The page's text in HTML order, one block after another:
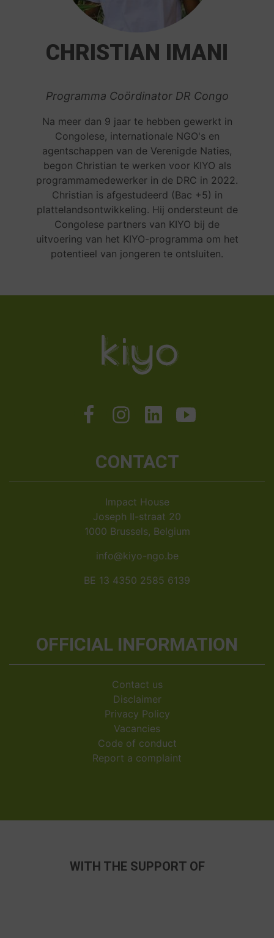
CHRISTIAN IMANI
Programma Coördinator DR Congo
Na meer dan 9 jaar te hebben gewerkt in
Congolese, internationale NGO's en
agentschappen van de Verenigde Naties,
begon Christian te werken voor KIYO als
programmamedewerker in de DRC in 2022.
Christian is afgestudeerd (Bac +5) in
plattelandsontwikkeling. Hij ondersteunt de
Congolese partners van KIYO bij de
uitvoering van het KIYO-programma om het
potentieel van jongeren te ontsluiten.
CONTACT
Impact House
Joseph II-straat 20
1000 Brussels, Belgium
info@kiyo-ngo.be
BE 13 4350 2585 6139
OFFICIAL INFORMATION
Contact us
Disclaimer
Privacy Policy
Vacancies
Code of conduct
Report a complaint
WITH THE SUPPORT OF